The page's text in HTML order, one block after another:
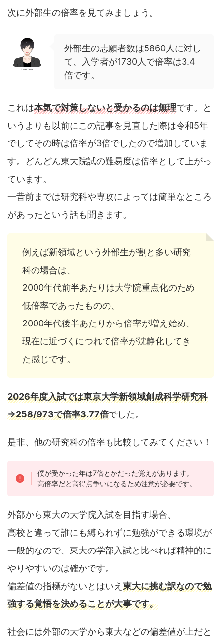
次に外部生の倍率を見てみましょう。
外部生の志願者数は5860人に対し
て、入学者が1730人で倍率は3.4
倍です。
これは本気で対策しないと受かるのは無理です。と
いうよりも以前にこの記事を見直した際は令和5年
でしてその時は倍率が3倍でしたので増加していま
す。どんどん東大院試の難易度は倍率として上がっ
ています。
一昔前までは研究科や専攻によっては簡単なところ
があったという話も聞きます。
例えば新領域という外部生が割と多い研究
科の場合は、
2000年代前半あたりは大学院重点化のため
低倍率であったものの、
2000年代後半あたりから倍率が増え始め、
現在に近づくにつれて倍率が沈静化してき
た感じです。
2026年度入試では東京大学新領域創成科学研究科
→258/973で倍率3.77倍でした。
是非、他の研究科の倍率も比較してみてください！
僕が受かった年は7倍とかだった覚えがあります。
高倍率だと高得点争いになるため注意が必要です。
外部から東大の大学院入試を目指す場合、
高校と違って誰にも縛られずに勉強ができる環境が
一般的なので、東大の学部入試と比べれば精神的に
やりやすいのは確かです。
偏差値の指標がないとはいえ 東大に挑む訳なので勉
強する覚悟を決めることが大事です。
社会には外部の大学から東大などの偏差値が上だと